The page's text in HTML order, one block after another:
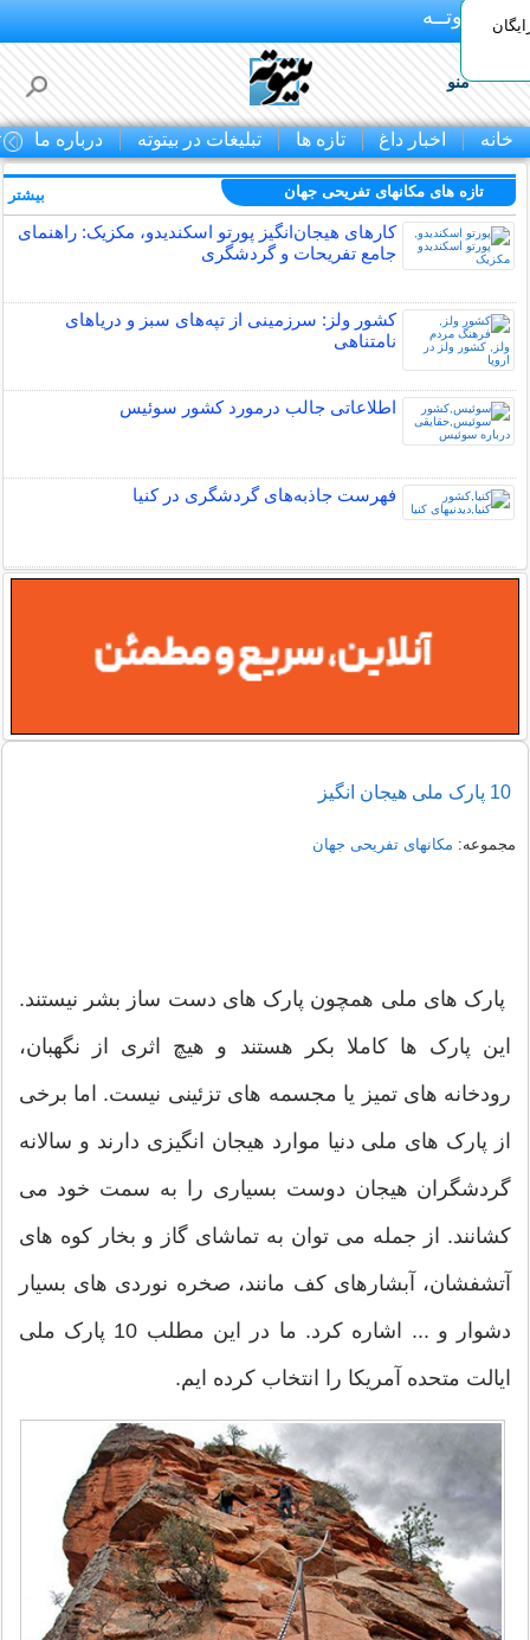
بـیتوتــه
منو
خانه اخبار داغ تازه ها تبلیغات در بیتوته درباره ما
تازه های مکانهای تفریحی جهان
کارهای هیجان‌انگیز پورتو اسکندیدو، مکزیک: راهنمای
جامع تفریحات و گردشگری
کشور ولز: سرزمینی از تپه‌های سبز و دریاهای
نامتناهی
اطلاعاتی جالب درمورد کشور سوئیس
فهرست جاذبه‌های گردشگری در کنیا
بیشتر
10 پارک ملی هیجان انگیز
مجموعه: مکانهای تفریحی جهان
پارک های ملی همچون پارک های دست ساز بشر نیستند.
این پارک ها کاملا بکر هستند و هیچ اثری از نگهبان،
رودخانه های تمیز یا مجسمه های تزئینی نیست. اما برخی
از پارک های ملی دنیا موارد هیجان انگیزی دارند و سالانه
گردشگران هیجان دوست بسیاری را به سمت خود می
کشانند. از جمله می توان به تماشای گاز و بخار کوه های
آتشفشان، آبشارهای کف مانند، صخره نوردی های بسیار
دشوار و ... اشاره کرد. ما در این مطلب 10 پارک ملی
ایالت متحده آمریکا را انتخاب کرده ایم.